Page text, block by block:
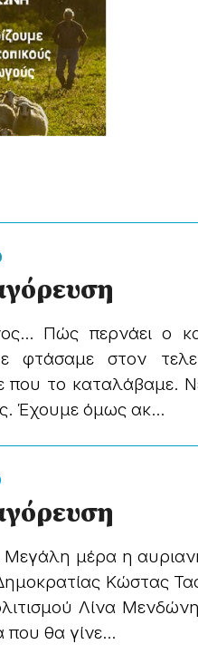
Πώς περνάει ο
φτάσαμε στον
που το καταλάβαμε.
Έχουμε όμως ακ...
μέρα η
Κώστας
Λίνα
που θα γίνε...